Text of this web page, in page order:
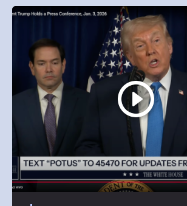
'FAZEDOR DE GUERRAS' 03 de
AO VIVO: Após invasão,
anuncia que vai
Venezuela